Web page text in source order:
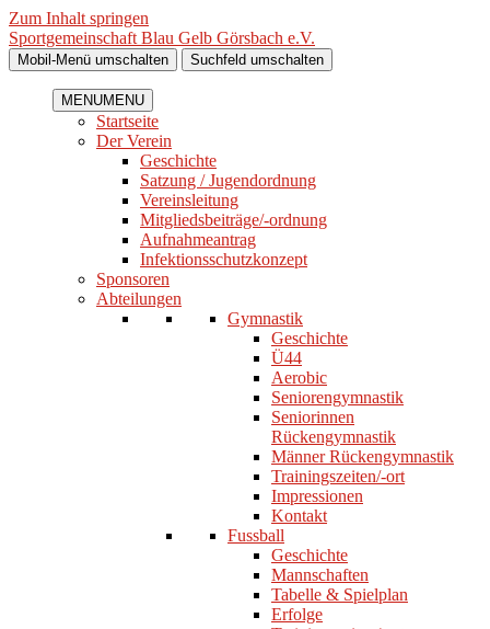
Zum Inhalt springen
Sportgemeinschaft Blau Gelb Görsbach e.V.
Mobil-Menü umschalten Suchfeld umschalten
MENUMENU
Startseite
Der Verein
Geschichte
Satzung / Jugendordnung
Vereinsleitung
Mitgliedsbeiträge/-ordnung
Aufnahmeantrag
Infektionsschutzkonzept
Sponsoren
Abteilungen
Gymnastik
Geschichte
Ü44
Aerobic
Seniorengymnastik
Seniorinnen
Rückengymnastik
Männer Rückengymnastik
Trainingszeiten/-ort
Impressionen
Kontakt
Fussball
Geschichte
Mannschaften
Tabelle & Spielplan
Erfolge